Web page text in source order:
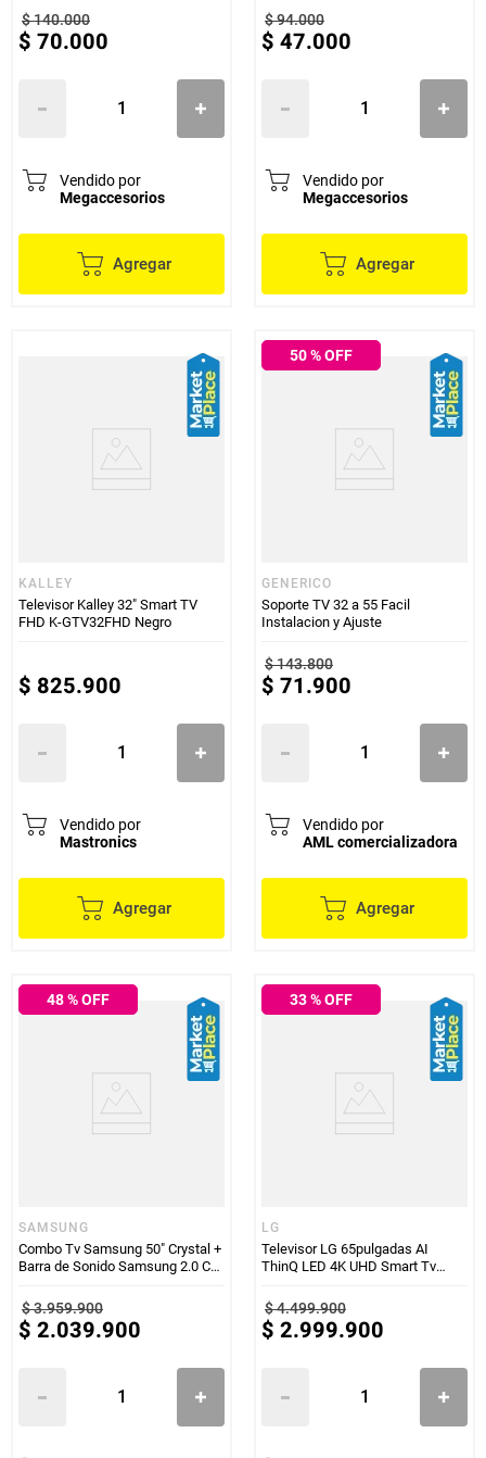
$140.000
$ 70.000
Vendido por
Megaccesorios
Agregar
$94.000
$ 47.000
Vendido por
Megaccesorios
Agregar
KALLEY
Televisor Kalley 32" Smart TV
FHD K-GTV32FHD Negro
$ 825.900
Vendido por
Mastronics
Agregar
50% OFF
GENERICO
Soporte TV 32 a 55 Facil
Instalacion y Ajuste
$143.800
$ 71.900
Vendido por
AML comercializadora
Agregar
48% OFF
SAMSUNG
Combo Tv Samsung 50" Crystal +
Barra de Sonido Samsung 2.0 CH
$3.959.900
$ 2.039.900
33% OFF
LG
Televisor LG 65pulgadas AI
ThinQ LED 4K UHD Smart Tv
$4.499.900
$ 2.999.900